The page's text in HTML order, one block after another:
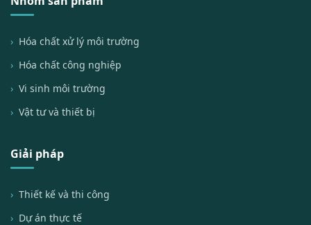
Hóa chất xử lý môi trường
Hóa chất công nghiệp
Vi sinh môi trường
Vật tư và thiết bị
Giải pháp
Thiết kế và thi công
Dự án thực tế